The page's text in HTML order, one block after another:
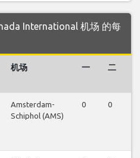
International 机场 的每
机场 一 二
Amsterdam-
Schiphol (AMS)
0 0